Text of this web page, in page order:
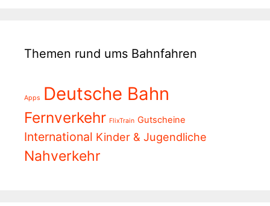
Themen rund ums Bahnfahren
Apps Deutsche Bahn
Fernverkehr FlixTrain Gutscheine
International Kinder & Jugendliche
Nahverkehr